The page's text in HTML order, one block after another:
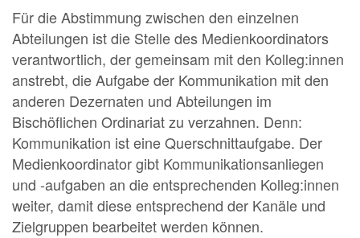
Für die Abstimmung zwischen den einzelnen
Abteilungen ist die Stelle des Medienkoordinators
verantwortlich, der gemeinsam mit den Kolleg:innen
anstrebt, die Aufgabe der Kommunikation mit den
anderen Dezernaten und Abteilungen im
Bischöflichen Ordinariat zu verzahnen. Denn:
Kommunikation ist eine Querschnittaufgabe. Der
Medienkoordinator gibt Kommunikationsanliegen
und -aufgaben an die entsprechenden Kolleg:innen
weiter, damit diese entsprechend der Kanäle und
Zielgruppen bearbeitet werden können.